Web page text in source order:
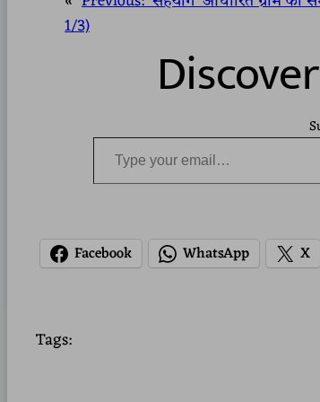
1/3)
Type your email…
Facebook WhatsApp X
Tags: